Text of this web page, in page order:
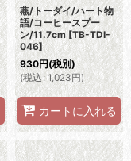
燕/トーダイ/ハート物
語/コーヒースプー
ン/11.7cm [TB-TDI-
046]
930円(税別)
(税込: 1,023円)
カートに入れる